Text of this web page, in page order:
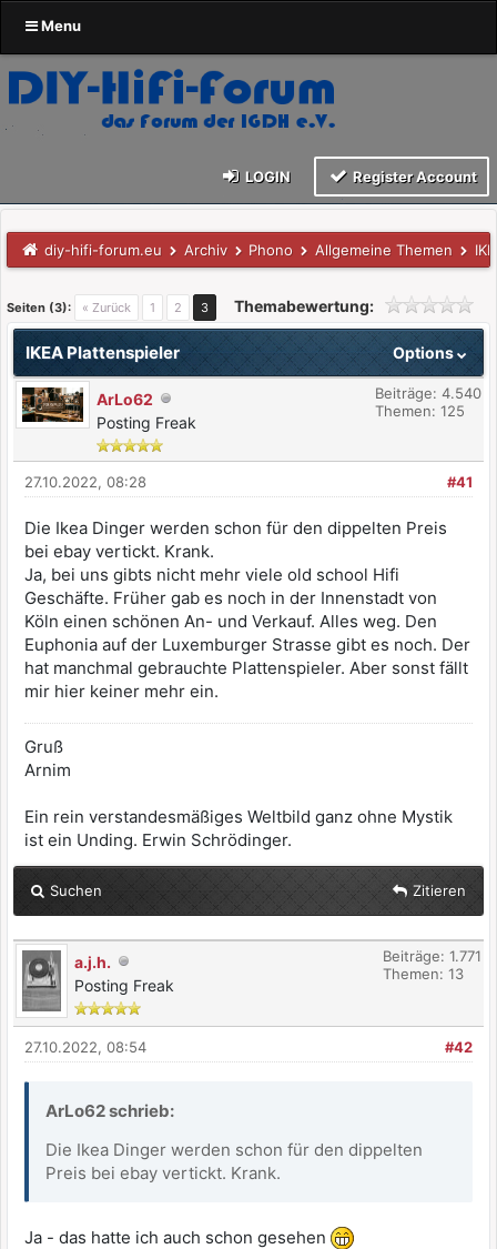
Menu
LOGIN Register Account
diy-hifi-forum.eu Archiv Phono Allgemeine Themen
Seiten (3): « Zurück 1 2 3 Themabewertung:
Options
IKEA Plattenspieler
ArLo62
Posting Freak
Beiträge: 4.540
Themen: 125
#41
27.10.2022, 08:28
Die Ikea Dinger werden schon für den dippelten Preis
bei ebay vertickt. Krank.
Ja, bei uns gibts nicht mehr viele old school Hifi
Geschäfte. Früher gab es noch in der Innenstadt von
Köln einen schönen An- und Verkauf. Alles weg. Den
Euphonia auf der Luxemburger Strasse gibt es noch. Der
hat manchmal gebrauchte Plattenspieler. Aber sonst fällt
mir hier keiner mehr ein.
Gruß
Arnim
Ein rein verstandesmäßiges Weltbild ganz ohne Mystik
ist ein Unding. Erwin Schrödinger.
Suchen Zitieren
a.j.h.
Posting Freak
Beiträge: 1.771
Themen: 13
#42
27.10.2022, 08:54
ArLo62 schrieb:
Die Ikea Dinger werden schon für den dippelten
Preis bei ebay vertickt. Krank.
Ja - das hatte ich auch schon gesehen